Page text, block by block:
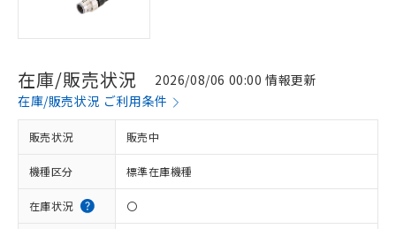
在庫/販売状況
2026/08/06 00:00 情報更新
在庫/販売状況 ご利用条件
販売状況 販売中
機種区分 標準在庫機種
在庫状況 〇